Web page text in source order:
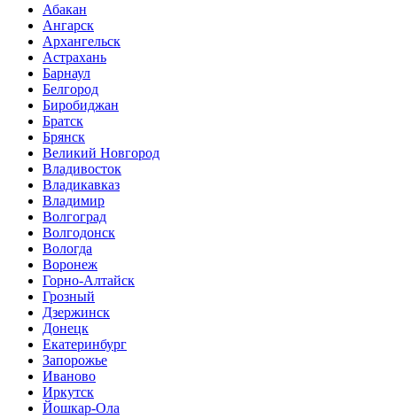
Абакан
Ангарск
Архангельск
Астрахань
Барнаул
Белгород
Биробиджан
Братск
Брянск
Великий Новгород
Владивосток
Владикавказ
Владимир
Волгоград
Волгодонск
Вологда
Воронеж
Горно-Алтайск
Грозный
Дзержинск
Донецк
Екатеринбург
Запорожье
Иваново
Иркутск
Йошкар-Ола